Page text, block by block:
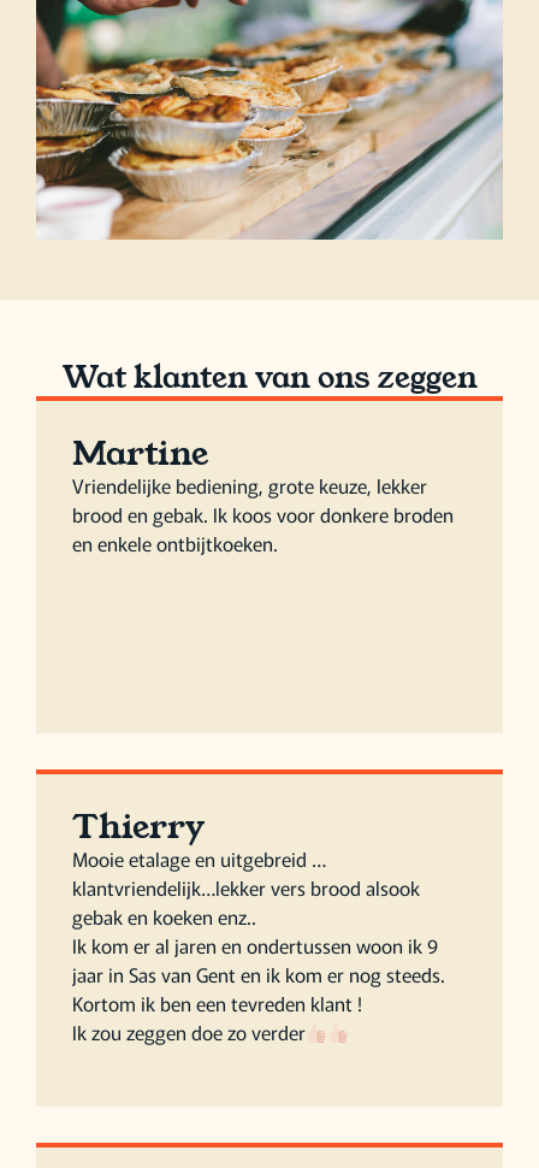
Wat klanten van ons zeggen
Martine
Vriendelijke bediening, grote keuze, lekker
brood en gebak. Ik koos voor donkere broden
en enkele ontbijtkoeken.
Thierry
Mooie etalage en uitgebreid …
klantvriendelijk…lekker vers brood alsook
gebak en koeken enz..
Ik kom er al jaren en ondertussen woon ik 9
jaar in Sas van Gent en ik kom er nog steeds.
Kortom ik ben een tevreden klant !
Ik zou zeggen doe zo verder